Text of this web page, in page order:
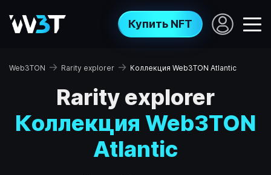
Купить NFT
Web3TON → Rarity explorer → Коллекция Web3TON Atlantic
Rarity explorer
Коллекция Web3TON
Atlantic